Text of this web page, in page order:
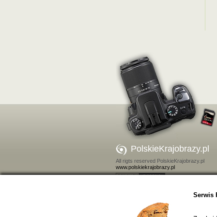
PolskieKrajobrazy.pl
All rigts reserved PolskieKrajobrazy.pl
www.polskiekrajobrazy.pl
Serwis